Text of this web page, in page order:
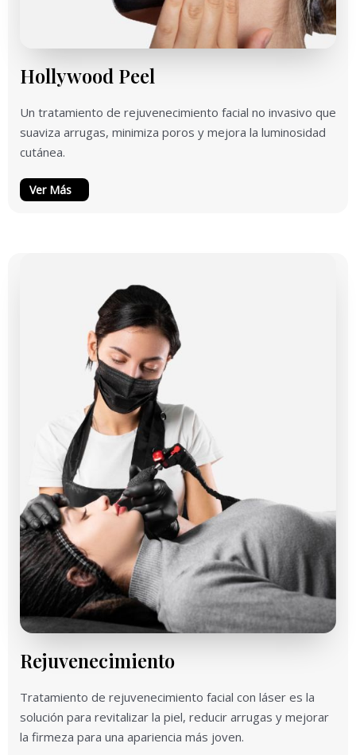
Hollywood Peel
Un tratamiento de rejuvenecimiento facial no invasivo que
suaviza arrugas, minimiza poros y mejora la luminosidad
cutánea.
Ver Más
Rejuvenecimiento
Tratamiento de rejuvenecimiento facial con láser es la
solución para revitalizar la piel, reducir arrugas y mejorar
la firmeza para una apariencia más joven.